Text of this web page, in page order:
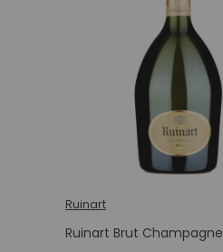
Ruinart
Ruinart Brut Champagne